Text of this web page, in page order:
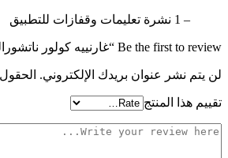
– 1 نشرة تعليمات وقفازات للتطبيق
Be the first to review “غارنييه كولور ناتشورالز 2.0 لون أسود مضيء”
لن يتم نشر عنوان بريدك الإلكتروني.
تقييم هذا المنتج